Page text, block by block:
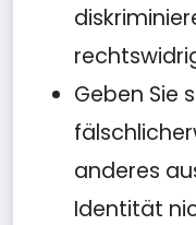
Geben Sie
anderes
Identität